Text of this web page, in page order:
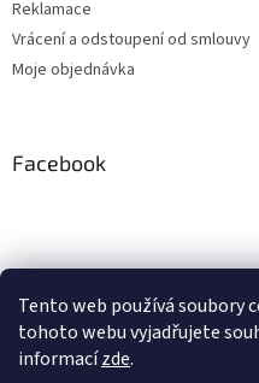
Tento web používá soubory
tohoto webu vyjadřujete
informacízde.
Reklamace
Vrácení a odstoupení od smlouvy
Moje objednávka
Facebook
Instagram
Sledovat na